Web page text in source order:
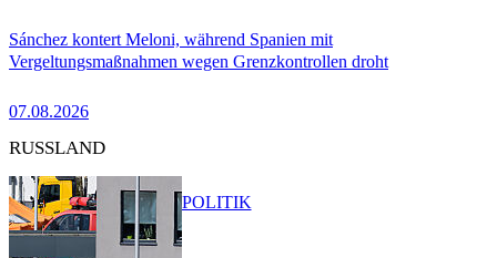
Sánchez kontert Meloni, während Spanien mit
Vergeltungsmaßnahmen wegen Grenzkontrollen droht
07.08.2026
RUSSLAND
POLITIK